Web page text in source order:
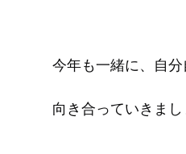
今年も一緒に、自分
向き合っていきまし